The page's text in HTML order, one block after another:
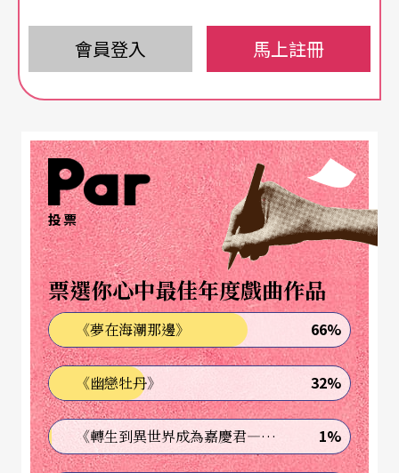
顯然還是無法迴避的啊，互相需要的部分。
「那像有些人你們也都有跟外國導演工作的經驗，
他們咧？」
「噢他們發飆都沒在客氣。被罵到臭頭，完全臭
頭。」
「我真的很怕欸，這種國際合作不是不好，但通常
台灣人都是被罵不用錢的狀態。」
「外國導演要怎麼樣就怎麼樣。」
宸：「QAQ」
「溝通就已經是很困難的狀態了，又發飆，排練場
會員登入 馬上註冊
投票
票選你心中最佳年度戲曲作品
《夢在海潮那邊》 66%
《幽戀牡丹》 32%
《轉生到異世界成為嘉慶君—發現我的祖先是詐騙集團!?》 1%